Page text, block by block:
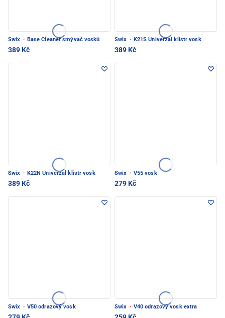
Swix · Base Cleaner smývač vosků
389 Kč
Swix · K21S Univerzal klistr vosk
389 Kč
Swix · K22N Univerzal klistr vosk
389 Kč
Swix · V55 vosk
279 Kč
Swix · V50 odrazový vosk Swix · V40 odrazový vosk extra